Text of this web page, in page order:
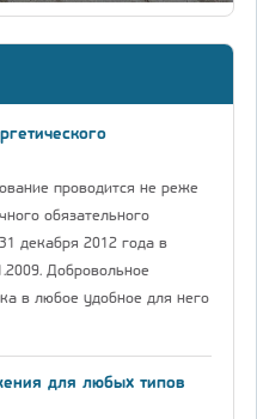
проводится не реже
обязательного
декабря 2012 года в
Добровольное
в любое удобное для него
для любых типов